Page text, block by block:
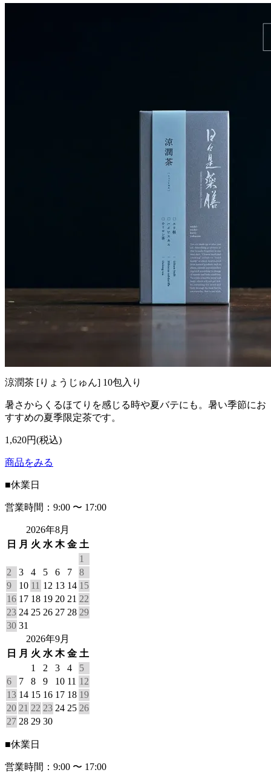
涼潤茶 [りょうじゅん] 10包入り
暑さからくるほてりを感じる時や夏バテにも。暑い季節にお
すすめの夏季限定茶です。
1,620円(税込)
商品をみる
■休業日
営業時間：9:00 〜 17:00
2026年8月
日
月 火 水 木 金 土
1
2
3 4 5 6 7
8
9
10 11 12 13 14 15
16 17 18 19 20 21 22
23 24 25 26 27 28 29
30 31
2026年9月
日
月 火 水 木 金 土
1
2 3 4
5
6
7 8 9 10 11 12
13 14 15 16 17 18 19
20 21 22 23 24 25 26
27 28 29 30
■休業日
営業時間：9:00 〜 17:00